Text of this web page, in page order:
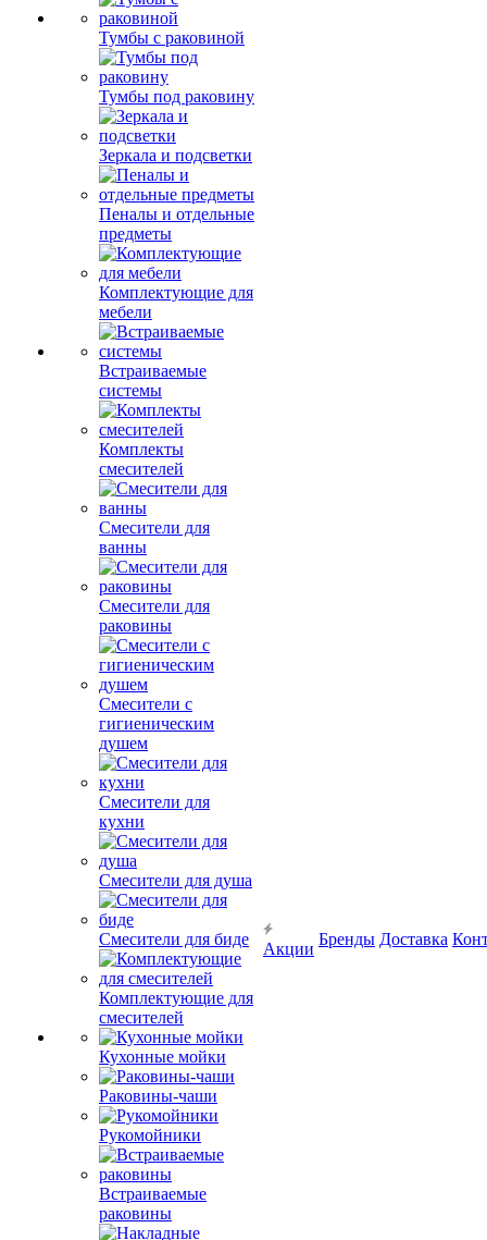
Тумбы с раковиной
Тумбы под раковину
Зеркала и подсветки
Пеналы и отдельные
предметы
Комплектующие для
мебели
Встраиваемые
системы
Комплекты
смесителей
Смесители для
ванны
Смесители для
раковины
Смесители с
гигиеническим
душем
Смесители для
кухни
Смесители для душа
Смесители для биде
Комплектующие для
смесителей
Кухонные мойки
Раковины-чаши
Рукомойники
Встраиваемые
раковины
Акции
Бренды Доставка